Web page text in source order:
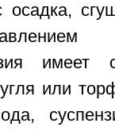
осадка,
имеет
или